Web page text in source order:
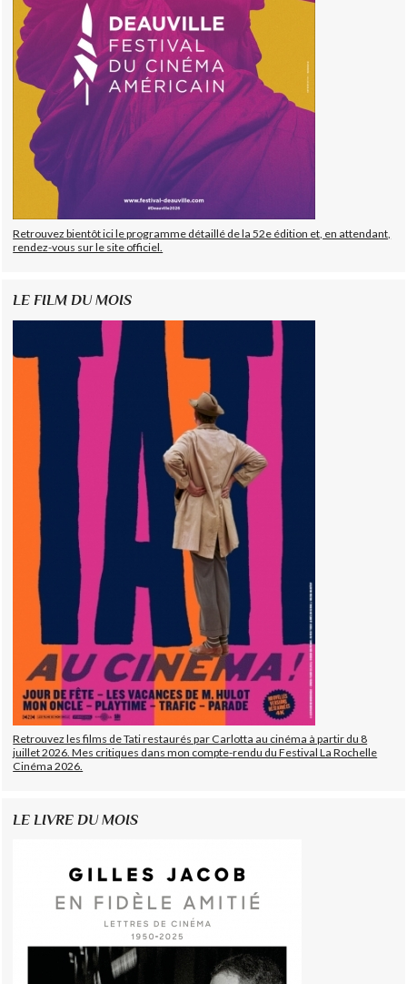
Retrouvez bientôt ici le programme détaillé de la 52e édition et, en attendant,
rendez-vous sur le site officiel.
LE FILM DU MOIS
Retrouvez les films de Tati restaurés par Carlotta au cinéma à partir du 8
juillet 2026. Mes critiques dans mon compte-rendu du Festival La Rochelle
Cinéma 2026.
LE LIVRE DU MOIS